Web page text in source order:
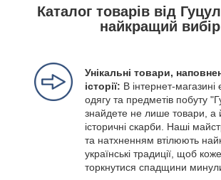
Каталог товарів від
найкращий вибір
Унікальні товари,
історії: В інтернет-магазині
одягу та предметів побуту
знайдете не лише товари, а
історичні скарби. Наші
та натхненням втілюють
українські традиції, щоб
торкнутися спадщини